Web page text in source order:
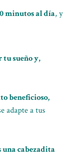
minutos al día, y
sueño y,
beneficioso,
adapte a tus
una cabezadita